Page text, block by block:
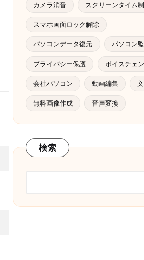
カメラ消音 スクリーンタイム
スマホ画面ロック解除
パソコンデータ復元 パソコン
プライバシー保護 ボイスチェ
会社パソコン 動画編集
無料画像作成 音声変換
検索